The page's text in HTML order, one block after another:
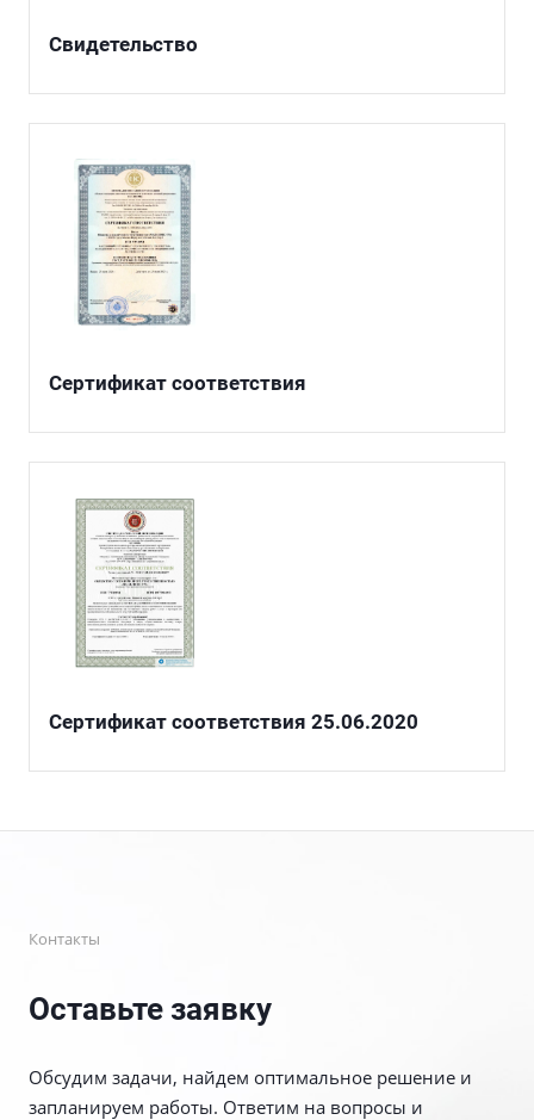
Свидетельство
Сертификат соответствия
Сертификат соответствия 25.06.2020
Контакты
Оставьте заявку
Обсудим задачи, найдем оптимальное решение и
запланируем работы. Ответим на вопросы и